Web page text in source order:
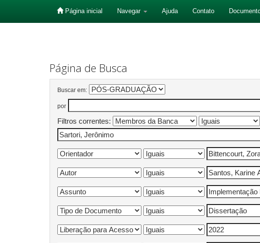
Página inicial Navegar Ajuda Contato
Página de Busca
Buscar em:
por
Filtros correntes: